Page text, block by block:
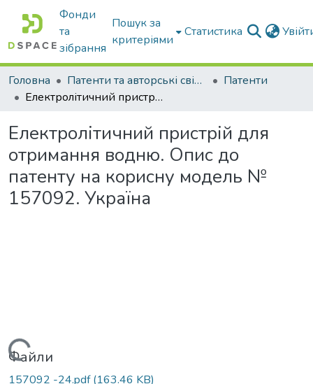
Фонди
та
зібрання
Пошук за
критеріями
Статистика
Головна Патенти та авторські свідоцтва
Патенти
Електролітичний пристрій для отримання водню. Опис до патенту на корисну модель № 157092. Україна
Електролітичний пристрій для
отримання водню. Опис до
патенту на корисну модель №
157092. Україна
Файли
157092 -24.pdf(163.46 KB)